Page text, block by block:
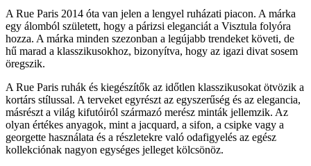
A Rue Paris 2014 óta van jelen a lengyel ruházati piacon. A márka
egy álomból született, hogy a párizsi eleganciát a Visztula folyóra
hozza. A márka minden szezonban a legújabb trendeket követi, de
hű marad a klasszikusokhoz, bizonyítva, hogy az igazi divat sosem
öregszik.
A Rue Paris ruhák és kiegészítők az időtlen klasszikusokat ötvözik a
kortárs stílussal. A terveket egyrészt az egyszerűség és az elegancia,
másrészt a világ kifutóiról származó merész minták jellemzik. Az
olyan értékes anyagok, mint a jacquard, a sifon, a csipke vagy a
georgette használata és a részletekre való odafigyelés az egész
kollekciónak nagyon egységes jelleget kölcsönöz.